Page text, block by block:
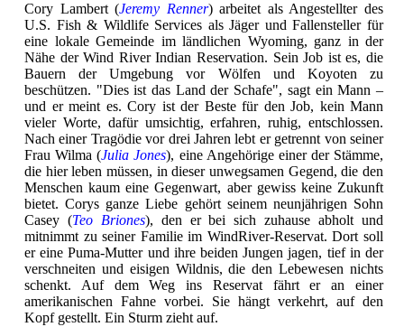
Cory Lambert (Jeremy Renner) arbeitet als Angestellter des
U.S. Fish & Wildlife Services als Jäger und Fallensteller für
eine lokale Gemeinde im ländlichen Wyoming, ganz in der
Nähe der Wind River Indian Reservation. Sein Job ist es, die
Bauern der Umgebung vor Wölfen und Koyoten zu
beschützen. "Dies ist das Land der Schafe", sagt ein Mann –
und er meint es. Cory ist der Beste für den Job, kein Mann
vieler Worte, dafür umsichtig, erfahren, ruhig, entschlossen.
Nach einer Tragödie vor drei Jahren lebt er getrennt von seiner
Frau Wilma (Julia Jones), eine Angehörige einer der Stämme,
die hier leben müssen, in dieser unwegsamen Gegend, die den
Menschen kaum eine Gegenwart, aber gewiss keine Zukunft
bietet. Corys ganze Liebe gehört seinem neunjährigen Sohn
Casey (Teo Briones), den er bei sich zuhause abholt und
mitnimmt zu seiner Familie im WindRiver-Reservat. Dort soll
er eine Puma-Mutter und ihre beiden Jungen jagen, tief in der
verschneiten und eisigen Wildnis, die den Lebewesen nichts
schenkt. Auf dem Weg ins Reservat fährt er an einer
amerikanischen Fahne vorbei. Sie hängt verkehrt, auf den
Kopf gestellt. Ein Sturm zieht auf.